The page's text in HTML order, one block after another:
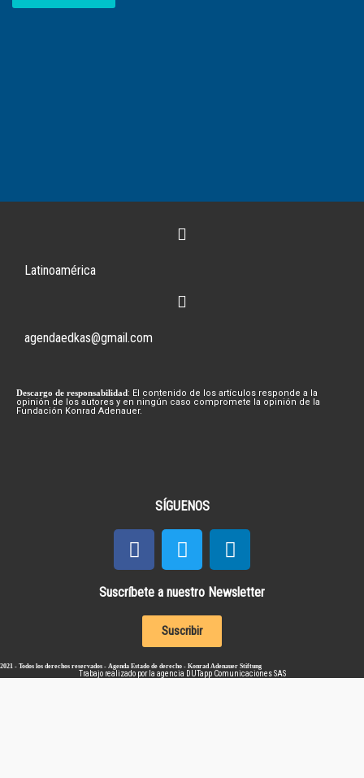
Latinoamérica
agendaedkas@gmail.com
Descargo de responsabilidad: El contenido de los artículos responde a la
opinión de los autores y en ningún caso compromete la opinión de la
Fundación Konrad Adenauer.
SÍGUENOS
Suscríbete a nuestro Newsletter
Suscribir
2021 - Todos los derechos reservados - Agenda Estado de derecho - Konrad Adenauer Stiftung
Trabajo realizado por la agencia DUTapp Comunicaciones SAS